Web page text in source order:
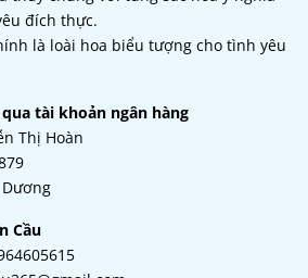
đích thực.
là loài hoa biểu tượng cho tình yêu
tài khoản ngân hàng
Thị Hoàn
Cầu